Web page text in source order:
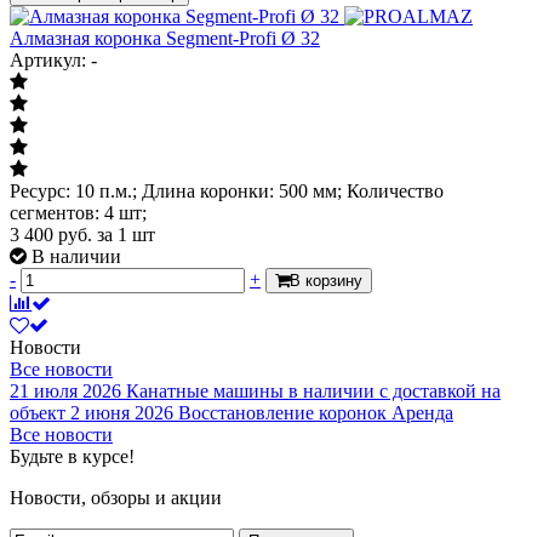
Алмазная коронка Segment-Profi Ø 32
Артикул: -
Ресурс: 10 п.м.; Длина коронки: 500 мм; Количество
сегментов: 4 шт;
3 400 руб. за 1 шт
В наличии
-
+ В корзину
Новости
Все новости
21 июля 2026 Канатные машины в наличии с доставкой на
объект 2 июня 2026 Восстановление коронок Аренда
Все новости
Будьте в курсе!
Новости, обзоры и акции